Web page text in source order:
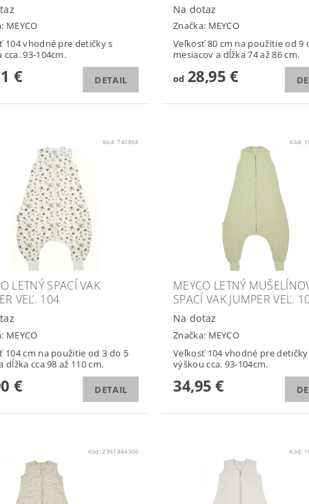
MEYCO
104 vhodné pre detičky s
cca. 93-104cm.
€ DETAIL
Na dotaz
Značka: MEYCO
Veľkosť 80 cm na použitie od 9
mesiacov a dĺžka 74 až 86 cm.
od28,95 €
Kód: 740868
LETNÝ SPACÍ VAK
VEĽ. 104
MEYCO
104 cm na použitie od 3 do 5
dĺžka cca 98 až 110 cm.
€ DETAIL
Kód:
MEYCO LETNÝ
SPACÍ VAK JUMPER VEĽ.
Na dotaz
Značka: MEYCO
Veľkosť 104 vhodné pre
výškou cca. 93-104cm.
34,95 €
Kód:2361884306 Kód: